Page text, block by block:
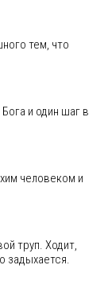
тем, что
и один шаг в
человеком и
труп. Ходит,
задыхается.